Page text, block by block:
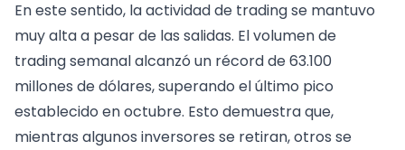
En este sentido, la actividad de trading se mantuvo
muy alta a pesar de las salidas. El volumen de
trading semanal alcanzó un récord de 63.100
millones de dólares, superando el último pico
establecido en octubre. Esto demuestra que,
mientras algunos inversores se retiran, otros se